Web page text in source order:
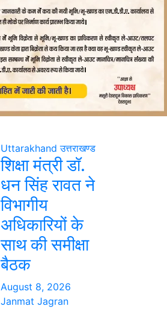
Uttarakhand उत्तराखण्ड
शिक्षा मंत्री डॉ.
धन सिंह रावत ने
विभागीय
अधिकारियों के
साथ की समीक्षा
बैठक
August 8, 2026
Janmat Jagran